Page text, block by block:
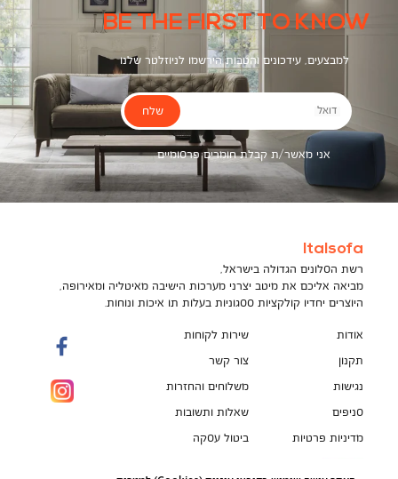
BE THE FIRST TO KNOW
למבצעים, עידכונים והטבות הירשמו לניוזלטר שלנו
דואל
אני מאשר/ת קבלת חומרים פרסומיים
שלח
Italsofa
רשת הסלונים הגדולה בישראל,
מביאה אליכם את מיטב יצרני מערכות הישיבה מאיטליה ומאירופה,
היוצרים יחדיו קולקציות ססגוניות בעלות תו איכות ונוחות.
אודות
תקנון
נגישות
סניפים
מדיניות פרטיות
שירות לקוחות
צור קשר
משלוחים והחזרות
שאלות ותשובות
ביטול עסקה